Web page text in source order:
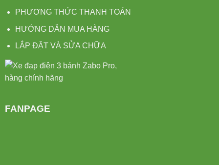
PHƯƠNG THỨC THANH TOÁN
HƯỚNG DẪN MUA HÀNG
LẮP ĐẶT VÀ SỬA CHỮA
FANPAGE